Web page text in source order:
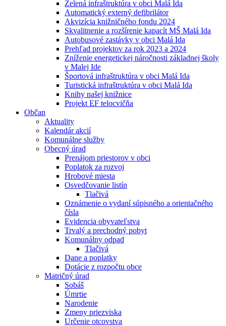
Zelená infraštruktúra v obci Malá Ida
Automatický externý defibrilátor
Akvizícia knižničného fondu 2024
Skvalitnenie a rozšírenie kapacít MŠ Malá Ida
Autobusové zastávky v obci Malá Ida
Prehľad projektov za rok 2023 a 2024
Zníženie energetickej náročnosti základnej školy
v Malej Ide
Športová infraštruktúra v obci Malá Ida
Turistická infraštruktúra v obci Malá Ida
Knihy našej knižnice
Projekt EF telocvičňa
Občan
Aktuality
Kalendár akcií
Komunálne služby
Obecný úrad
Prenájom priestorov v obci
Poplatok za rozvoj
Hrobové miesta
Osvedčovanie listín
Tlačivá
Oznámenie o vydaní súpisného a orientačného
čísla
Evidencia obyvateľstva
Trvalý a prechodný pobyt
Komunálny odpad
Tlačivá
Dane a poplatky
Dotácie z rozpočtu obce
Matričný úrad
Sobáš
Úmrtie
Narodenie
Zmeny priezviska
Určenie otcovstva